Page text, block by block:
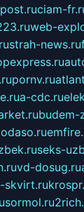
ciam-
web-
strah-news.ru
pornv.ru
a-cdc.ru
budem-
seks-
vd-dosug.ru
skvirt.ru
sormol.ru